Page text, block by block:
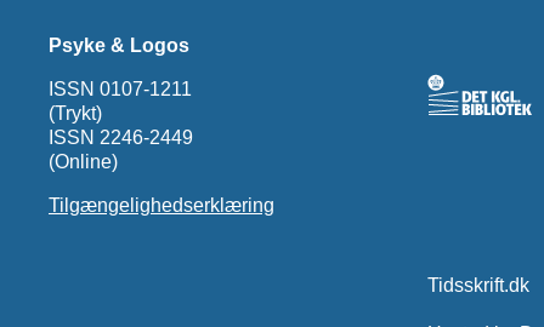
Psyke & Logos
ISSN 0107-1211
(Trykt)
ISSN 2246-2449
(Online)
Tilgængelighedserklæring